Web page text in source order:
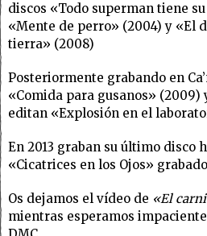
discos «Todo superman tiene
«Mente de perro» (2004) y «El
tierra» (2008)
Posteriormente grabando en
«Comida para gusanos» (2009)
editan «Explosión en el
En 2013 graban su último disco
«Cicatrices en los Ojos»
Os dejamos el vídeo de «El
mientras esperamos